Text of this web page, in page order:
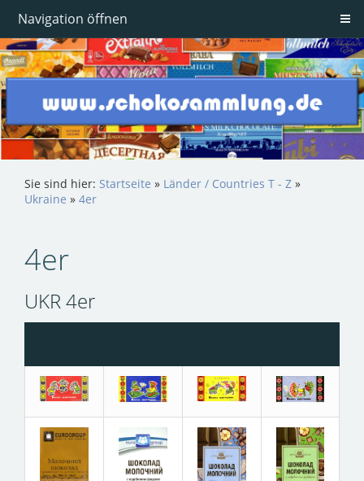
Navigation öffnen
Sie sind hier: Startseite » Länder / Countries T - Z »
Ukraine » 4er
4er
UKR 4er